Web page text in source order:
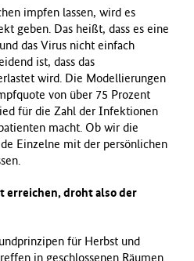
impfen lassen, wird es
geben. Das heißt, dass es eine
das Virus nicht einfach
ist, dass das
wird. Die Modellierungen
von über 75 Prozent
für die Zahl der Infektionen
macht. Ob wir die
Einzelne mit der persönlichen
erreichen, droht also der
für Herbst und
in geschlossenen Räumen